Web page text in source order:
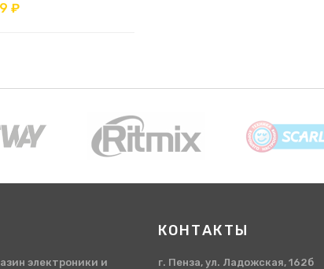
₽
электроники и
КОНТАКТЫ
г. Пенза, ул. Ладожская, 162б